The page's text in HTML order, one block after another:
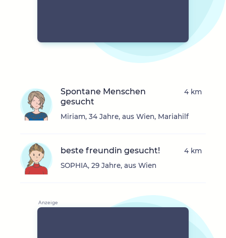
Spontane Menschen
gesucht
Miriam, 34 Jahre, aus Wien, Mariahilf
4 km
beste freundin gesucht!
SOPHIA, 29 Jahre, aus Wien
4 km